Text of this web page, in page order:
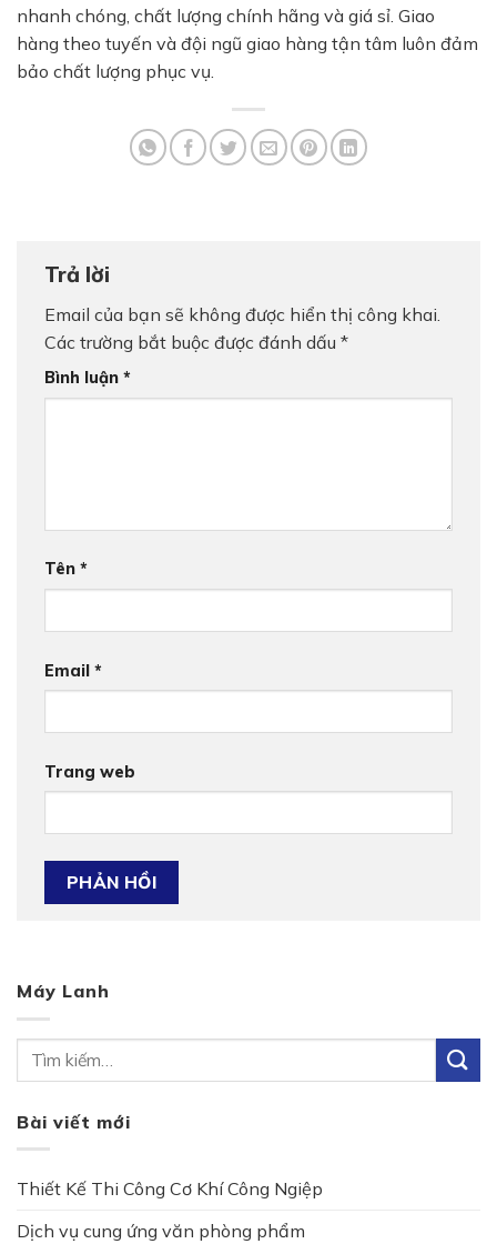
nhanh chóng, chất lượng chính hãng và giá sỉ. Giao
hàng theo tuyến và đội ngũ giao hàng tận tâm luôn đảm
bảo chất lượng phục vụ.
Trả lời
Email của bạn sẽ không được hiển thị công khai.
Các trường bắt buộc được đánh dấu *
Bình luận *
Tên *
Email *
Trang web
Máy Lanh
Bài viết mới
Thiết Kế Thi Công Cơ Khí Công Ngiệp
Dịch vụ cung ứng văn phòng phẩm